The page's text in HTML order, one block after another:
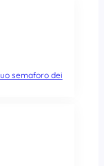
semaforo dei